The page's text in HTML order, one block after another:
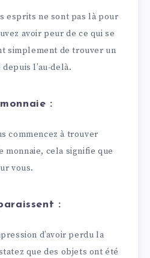
esprits ne sont pas là pour
avoir peur de ce qui se
simplement de trouver un
l’au-delà.
:
commencez à trouver
monnaie, cela signifie que
vous.
:
d’avoir perdu la
que des objets ont été